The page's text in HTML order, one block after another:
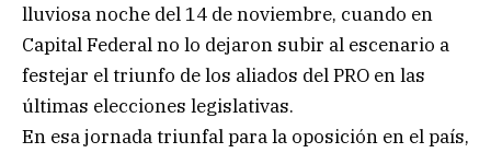
lluviosa noche del 14 de noviembre, cuando en
Capital Federal no lo dejaron subir al escenario a
festejar el triunfo de los aliados del PRO en las
últimas elecciones legislativas.
En esa jornada triunfal para la oposición en el país,